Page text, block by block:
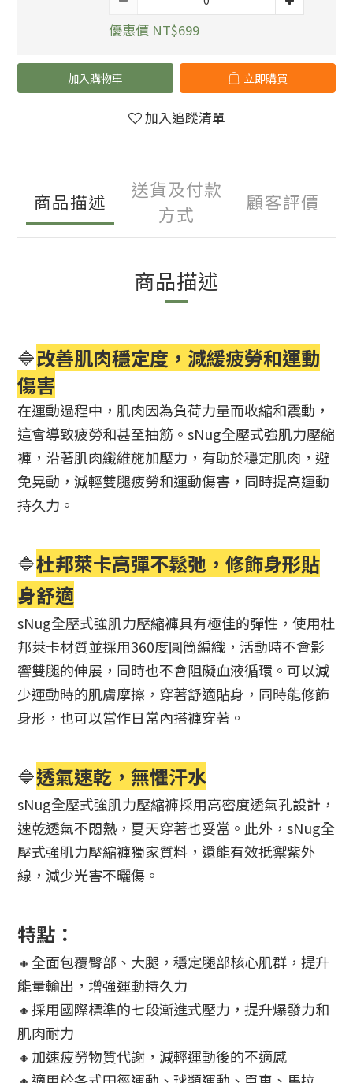
優惠價 NT$699
加入購物車 立即購買
加入追蹤清單
商品描述
送貨及付款
方式
顧客評價
商品描述
🔷改善肌肉穩定度，減緩疲勞和運動
傷害
在運動過程中，肌肉因為負荷力量而收縮和震動，
這會導致疲勞和甚至抽筋。sNug全壓式強肌力壓縮
褲，沿著肌肉纖維施加壓力，有助於穩定肌肉，避
免晃動，減輕雙腿疲勞和運動傷害，同時提高運動
持久力。
🔷杜邦萊卡高彈不鬆弛，修飾身形貼
身舒適
sNug全壓式強肌力壓縮褲具有極佳的彈性，使用杜
邦萊卡材質並採用360度圓筒編織，活動時不會影
響雙腿的伸展，同時也不會阻礙血液循環。可以減
少運動時的肌膚摩擦，穿著舒適貼身，同時能修飾
身形，也可以當作日常內搭褲穿著。
🔷透氣速乾，無懼汗水
sNug全壓式強肌力壓縮褲採用高密度透氣孔設計，
速乾透氣不悶熱，夏天穿著也妥當。此外，sNug全
壓式強肌力壓縮褲獨家質料，還能有效抵禦紫外
線，減少光害不曬傷。
特點：
🔸全面包覆臀部、大腿，穩定腿部核心肌群，提升
能量輸出，增強運動持久力
🔸採用國際標準的七段漸進式壓力，提升爆發力和
肌肉耐力
🔸加速疲勞物質代謝，減輕運動後的不適感